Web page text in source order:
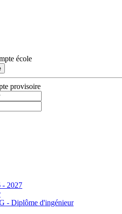
école
provisoire
- 2027
- Diplôme d'ingénieur